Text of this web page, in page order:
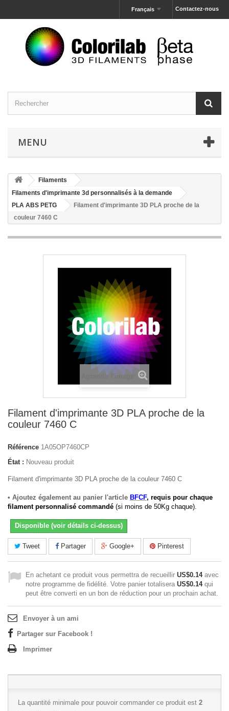
Contactez-nous
Français
MENU
Filaments
Filaments d'imprimante 3d personnalisés à la demande
PLA ABS PETG
Filament d'imprimante 3D PLA proche de la
couleur 7460 C
Agrandir l'image
Filament d'imprimante 3D PLA proche de la
couleur 7460 C
Référence 1A05OP7460CP
État : Nouveau produit
Filament d'imprimante 3D PLA proche de la couleur 7460 C
• Ajoutez également au panier l'article BFCF, requis pour chaque
filament personnalisé commandé (si moins de 50Kg chaque).
Disponible (voir détails ci-dessus)
Tweet Partager Google+ Pinterest
En achetant ce produit vous permettra de recueillir US$0.14avec
notre programme de fidélité. Votre panier totalisera US$0.14qui
peut être converti en un bon de réduction pour un prochain achat.
Envoyer à un ami
Partager sur Facebook !
Imprimer
La quantité minimale pour pouvoir commander ce produit est 2